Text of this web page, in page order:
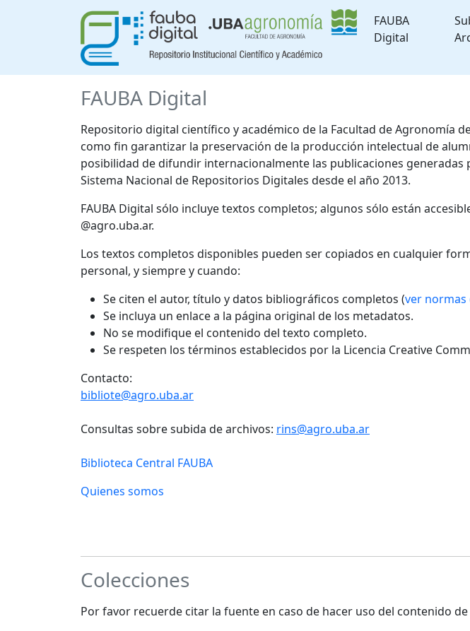
FAUBA
Digital
FAUBA Digital
Repositorio digital científico y académico de la Facultad de Agronomía
como fin garantizar la preservación de la producción intelectual de
posibilidad de difundir internacionalmente las publicaciones
Sistema Nacional de Repositorios Digitales desde el año 2013.
FAUBA Digital sólo incluye textos completos; algunos sólo están
@agro.uba.ar.
Los textos completos disponibles pueden ser copiados en cualquier
personal, y siempre y cuando:
Se citen el autor, título y datos bibliográficos completos (ver normas
Se incluya un enlace a la página original de los metadatos.
No se modifique el contenido del texto completo.
Se respeten los términos establecidos por la Licencia Creative
Contacto:
bibliote@agro.uba.ar
Consultas sobre subida de archivos: rins@agro.uba.ar
Biblioteca Central FAUBA
Quienes somos
Colecciones
Por favor recuerde citar la fuente en caso de hacer uso del contenido de